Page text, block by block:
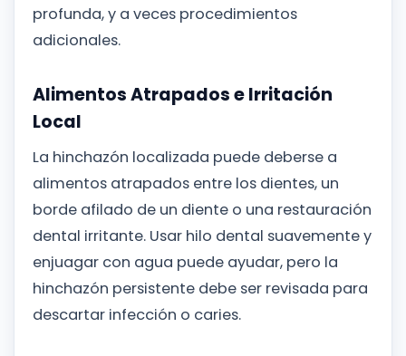
profunda, y a veces procedimientos
adicionales.
Alimentos Atrapados e Irritación
Local
La hinchazón localizada puede deberse a
alimentos atrapados entre los dientes, un
borde afilado de un diente o una restauración
dental irritante. Usar hilo dental suavemente y
enjuagar con agua puede ayudar, pero la
hinchazón persistente debe ser revisada para
descartar infección o caries.